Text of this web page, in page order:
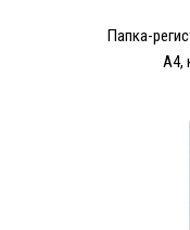
Папка-
А4,